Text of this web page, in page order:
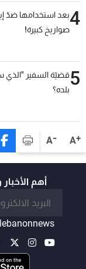
A+
A-
4بعد استخدامها ضدّ
صواريخ كبيرة!
5قضيّة السفير
بلده؟
أهم